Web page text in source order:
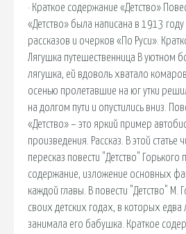
· Краткое содержание «Детство»
«Детство» была написана в 1913
рассказов и очерков «По Руси».
Лягушка путешественница В уютном
лягушка, ей вдоволь хватало
осенью пролетавшие на юг утки
на долгом пути и опустились вниз.
«Детство» – это яркий пример
произведения. Рассказ. В этой статье
пересказ повести "Детство" Горького
содержание, изложение основных
каждой главы. В повести "Детство" М.
своих детских годах, в которых едва
занимала его бабушка. Краткое